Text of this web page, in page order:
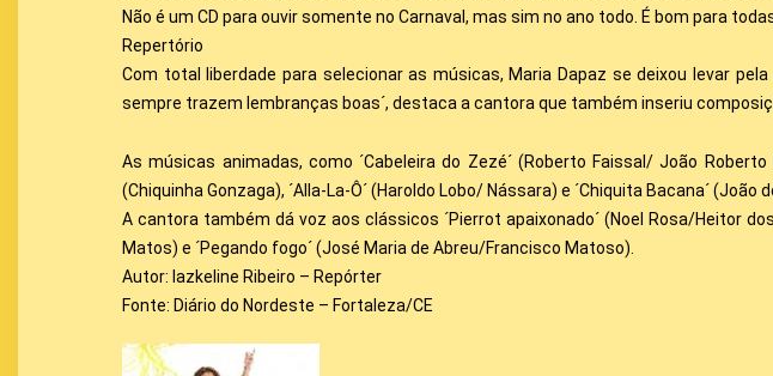
Não é um CD para ouvir somente no Carnaval, mas sim no ano todo. É bom para
Repertório
Com total liberdade para selecionar as músicas, Maria Dapaz se deixou levar
sempre trazem lembranças boas´, destaca a cantora que também inseriu
As músicas animadas, como ´Cabeleira do Zezé´ (Roberto Faissal/ João Roberto
(Chiquinha Gonzaga), ´Alla-La-Ô´ (Haroldo Lobo/ Nássara) e ´Chiquita Bacana´
A cantora também dá voz aos clássicos ´Pierrot apaixonado´ (Noel Rosa/Heitor
Matos) e ´Pegando fogo´ (José Maria de Abreu/Francisco Matoso).
Autor: Iazkeline Ribeiro – Repórter
Fonte: Diário do Nordeste – Fortaleza/CE